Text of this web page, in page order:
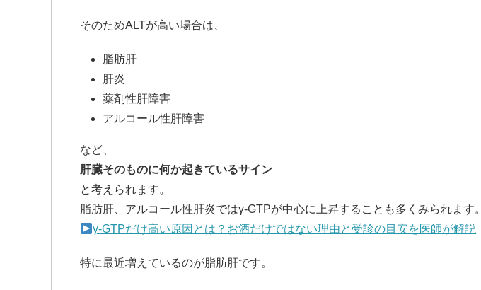
そのためALTが高い場合は、
脂肪肝
肝炎
薬剤性肝障害
アルコール性肝障害
など、
肝臓そのものに何か起きているサイン
と考えられます。
脂肪肝、アルコール性肝炎ではγ-GTPが中心に上昇することも多くみられます。
γ-GTPだけ高い原因とは？お酒だけではない理由と受診の目安を医師が解説
特に最近増えているのが脂肪肝です。